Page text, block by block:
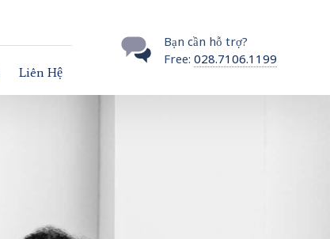
Liên Hệ
Bạn cần hỗ trợ?
Free: 028.7106.1199